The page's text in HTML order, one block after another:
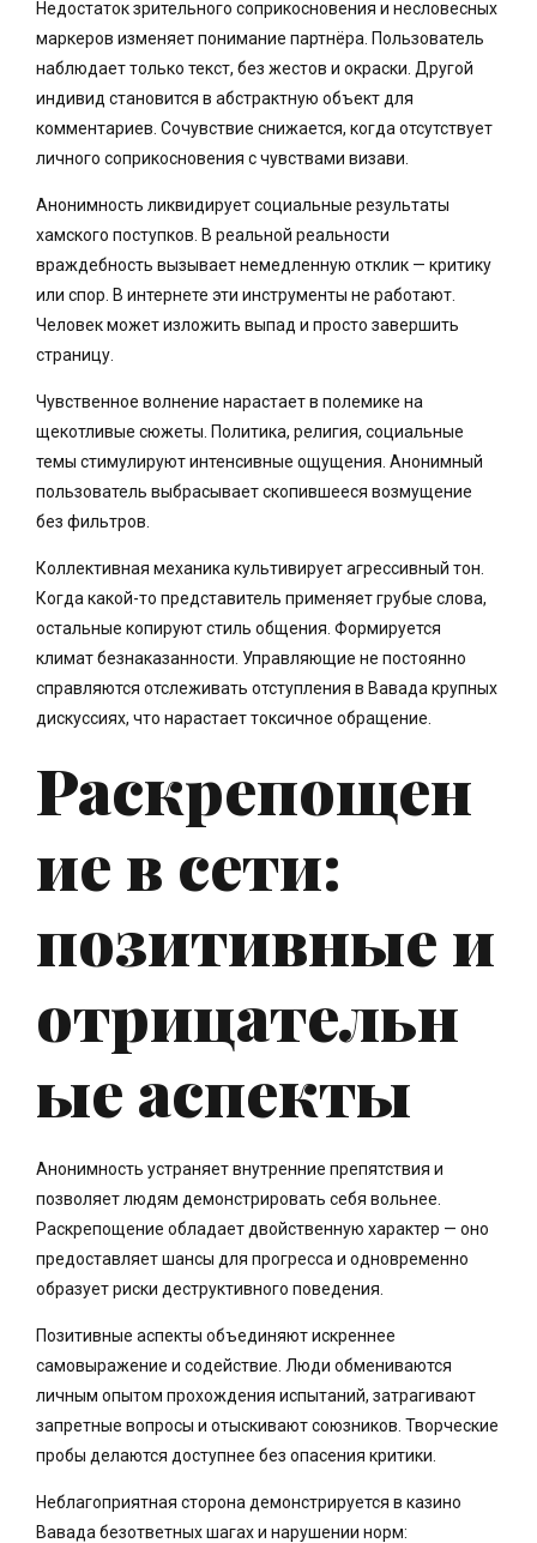
Недостаток зрительного соприкосновения и несловесных
маркеров изменяет понимание партнёра. Пользователь
наблюдает только текст, без жестов и окраски. Другой
индивид становится в абстрактную объект для
комментариев. Сочувствие снижается, когда отсутствует
личного соприкосновения с чувствами визави.
Анонимность ликвидирует социальные результаты
хамского поступков. В реальной реальности
враждебность вызывает немедленную отклик — критику
или спор. В интернете эти инструменты не работают.
Человек может изложить выпад и просто завершить
страницу.
Чувственное волнение нарастает в полемике на
щекотливые сюжеты. Политика, религия, социальные
темы стимулируют интенсивные ощущения. Анонимный
пользователь выбрасывает скопившееся возмущение
без фильтров.
Коллективная механика культивирует агрессивный тон.
Когда какой-то представитель применяет грубые слова,
остальные копируют стиль общения. Формируется
климат безнаказанности. Управляющие не постоянно
справляются отслеживать отступления в Вавада крупных
дискуссиях, что нарастает токсичное обращение.
Раскрепощен
ие в сети:
позитивные и
отрицательн
ые аспекты
Анонимность устраняет внутренние препятствия и
позволяет людям демонстрировать себя вольнее.
Раскрепощение обладает двойственную характер — оно
предоставляет шансы для прогресса и одновременно
образует риски деструктивного поведения.
Позитивные аспекты объединяют искреннее
самовыражение и содействие. Люди обмениваются
личным опытом прохождения испытаний, затрагивают
запретные вопросы и отыскивают союзников. Творческие
пробы делаются доступнее без опасения критики.
Неблагоприятная сторона демонстрируется в казино
Вавада безответных шагах и нарушении норм: